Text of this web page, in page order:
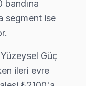
DHT ve DHD
hiçbir şekilde
ve tasarım
- ₺1,500 aralığında.
segment ise
Güç
ileri evre